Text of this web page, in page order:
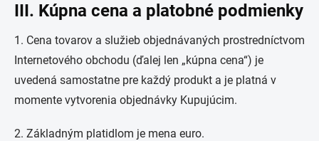
III. Kúpna cena a platobné podmienky
1. Cena tovarov a služieb objednávaných prostredníctvom
Internetového obchodu (ďalej len „kúpna cena“) je
uvedená samostatne pre každý produkt a je platná v
momente vytvorenia objednávky Kupujúcim.
2. Základným platidlom je mena euro.